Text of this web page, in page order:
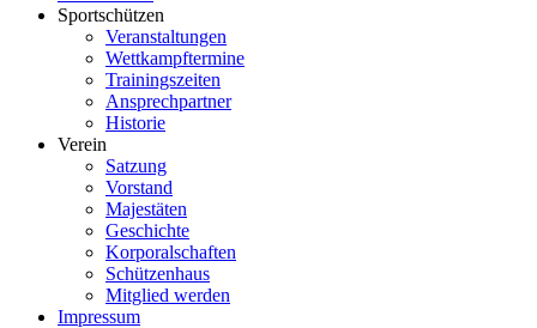
Sportschützen
Veranstaltungen
Wettkampftermine
Trainingszeiten
Ansprechpartner
Historie
Verein
Satzung
Vorstand
Majestäten
Geschichte
Korporalschaften
Schützenhaus
Mitglied werden
Impressum